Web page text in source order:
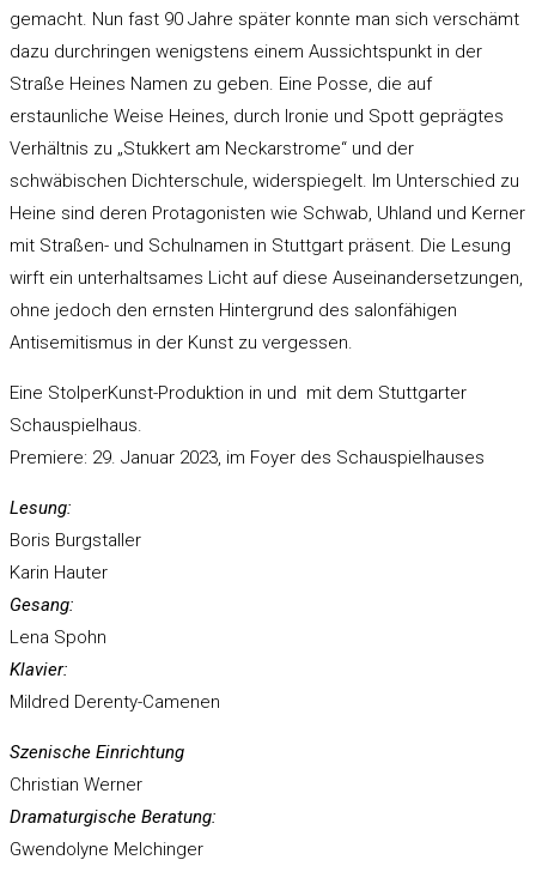
gemacht. Nun fast 90 Jahre später konnte man sich verschämt
dazu durchringen wenigstens einem Aussichtspunkt in der
Straße Heines Namen zu geben. Eine Posse, die auf
erstaunliche Weise Heines, durch Ironie und Spott geprägtes
Verhältnis zu „Stukkert am Neckarstrome“ und der
schwäbischen Dichterschule, widerspiegelt. Im Unterschied zu
Heine sind deren Protagonisten wie Schwab, Uhland und Kerner
mit Straßen- und Schulnamen in Stuttgart präsent. Die Lesung
wirft ein unterhaltsames Licht auf diese Auseinandersetzungen,
ohne jedoch den ernsten Hintergrund des salonfähigen
Antisemitismus in der Kunst zu vergessen.
Eine StolperKunst-Produktion in und mit dem Stuttgarter
Schauspielhaus.
Premiere: 29. Januar 2023, im Foyer des Schauspielhauses
Lesung:
Boris Burgstaller
Karin Hauter
Gesang:
Lena Spohn
Klavier:
Mildred Derenty-Camenen
Szenische Einrichtung
Christian Werner
Dramaturgische Beratung:
Gwendolyne Melchinger